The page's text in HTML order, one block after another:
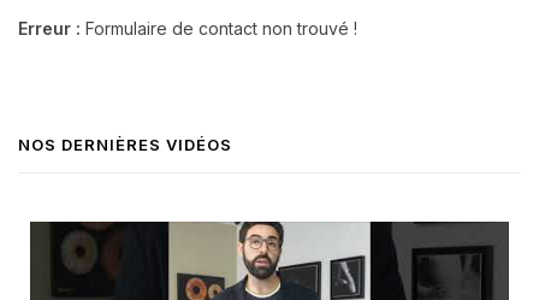
Erreur : Formulaire de contact non trouvé !
NOS DERNIÈRES VIDÉOS